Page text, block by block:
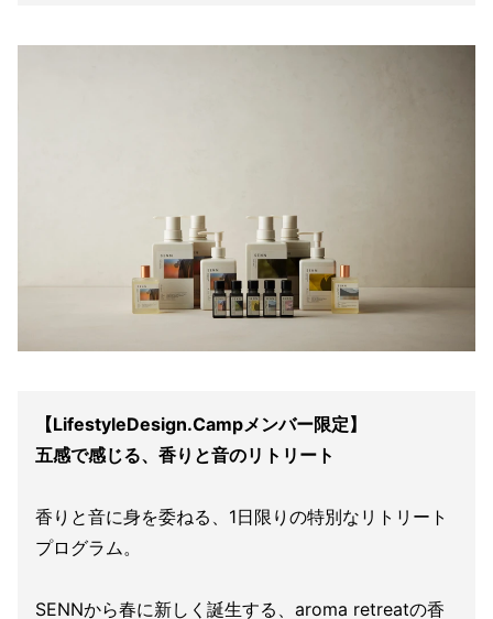
【LifestyleDesign.Campメンバー限定】
五感で感じる、香りと音のリトリート
香りと音に身を委ねる、1日限りの特別なリトリート
プログラム。
SENNから春に新しく誕生する、aroma retreatの香